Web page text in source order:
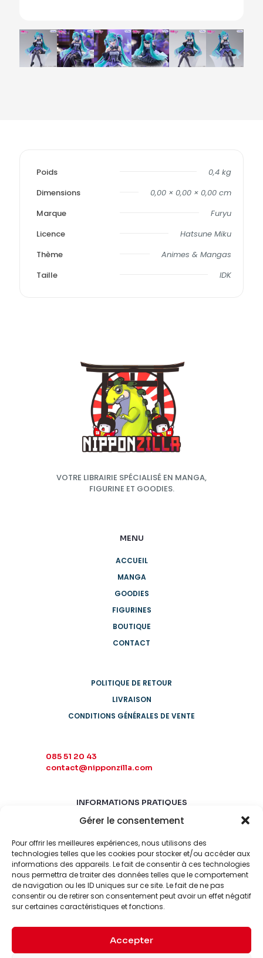
Gérer le consentement
Pour offrir les meilleures expériences, nous utilisons des
technologies telles que les cookies pour stocker et/ou accéder aux
informations des appareils. Le fait de consentir à ces technologies
nous permettra de traiter des données telles que le comportement
de navigation ou les ID uniques sur ce site. Le fait de ne pas
consentir ou de retirer son consentement peut avoir un effet négatif
sur certaines caractéristiques et fonctions.
Accepter
Poids
0,4 kg
Dimensions
0,00 × 0,00 × 0,00 cm
Marque
Furyu
Licence
Hatsune Miku
Thème
Animes & Mangas
Taille
IDK
VOTRE LIBRAIRIE SPÉCIALISÉ EN MANGA,
FIGURINE ET GOODIES.
MENU
ACCUEIL
MANGA
GOODIES
FIGURINES
BOUTIQUE
CONTACT
POLITIQUE DE RETOUR
LIVRAISON
CONDITIONS GÉNÉRALES DE VENTE
085 51 20 43
contact@nipponzilla.com
INFORMATIONS PRATIQUES
MARDI-SAMEDI
LUNDI-DIMANCHE
FERMÉ